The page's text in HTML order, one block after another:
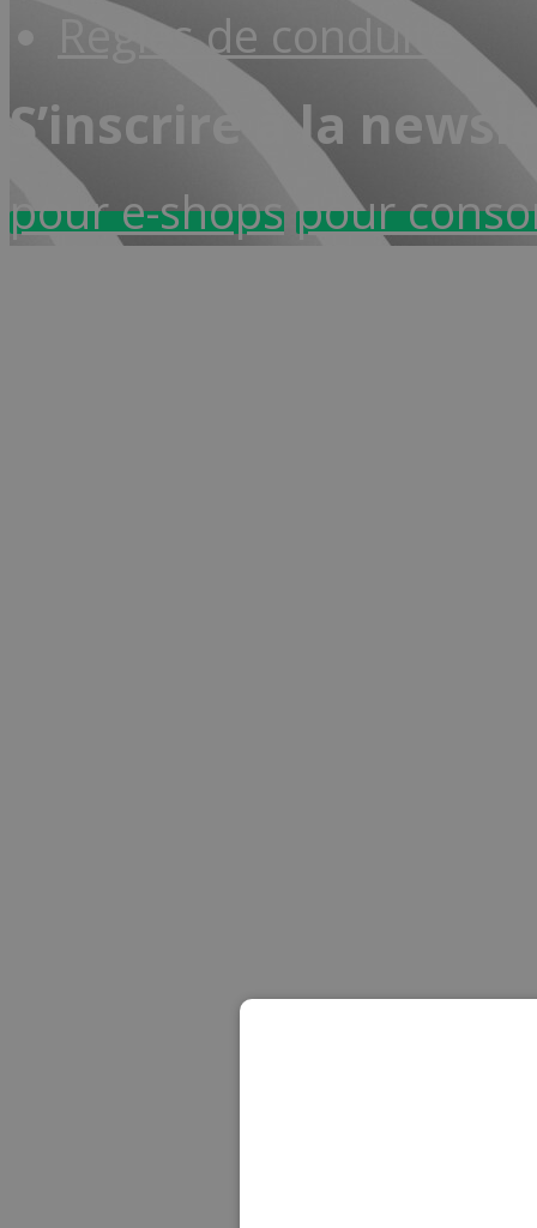
Règles de conduite
S’inscrire à la
pour e-shopspour